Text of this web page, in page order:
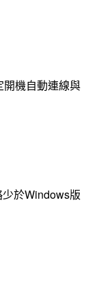
機自動連線與
於Windows版